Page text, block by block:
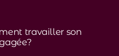
travailler son